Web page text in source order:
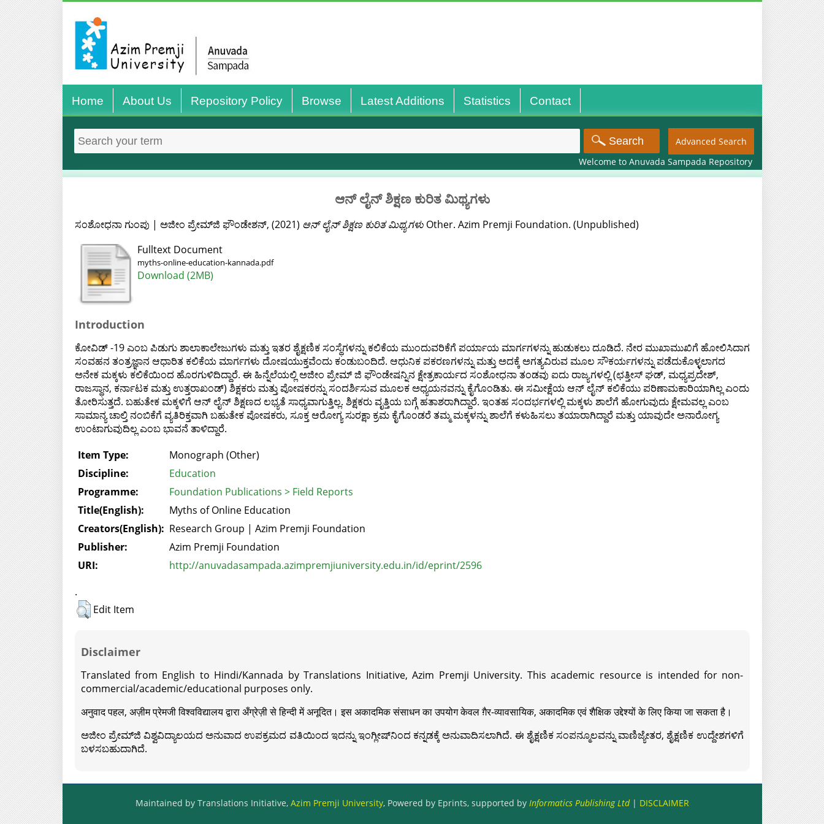
Home About Us Repository Policy Browse Latest Additions Statistics Contact
Advanced Search
Welcome to Anuvada Sampada Repository
ಆನ್ ಲೈನ್ ಶಿಕ್ಷಣ ಕುರಿತ ಮಿಥ್ಯಗಳು
ಸಂಶೋಧನಾ ಗುಂಪು | ಅಜೀಂ ಪ್ರೇಮ್‌ಜಿ ಫೌಂಡೇಶನ್, (2021) ಆನ್ ಲೈನ್ ಶಿಕ್ಷಣ ಕುರಿತ ಮಿಥ್ಯಗಳುOther. Azim Premji Foundation. (Unpublished)
Fulltext Document
myths-online-education-kannada.pdf
Download (2MB)
Introduction
ಕೋವಿಡ್ -19 ಎಂಬ ಪಿಡುಗು ಶಾಲಾಕಾಲೇಜುಗಳು ಮತ್ತು ಇತರ ಶೈಕ್ಷಣಿಕ ಸಂಸ್ಥೆಗಳನ್ನು ಕಲಿಕೆಯ ಮುಂದುವರಿಕೆಗೆ ಪರ್ಯಾಯ ಮಾರ್ಗಗಳನ್ನು ಹುಡುಕಲು ದೂಡಿದೆ. ನೇರ ಮುಖಾಮುಖಿಗೆ ಹೋಲಿಸಿದಾಗ
ಸಂವಹನ ತಂತ್ರಜ್ಞಾನ ಆಧಾರಿತ ಕಲಿಕೆಯ ಮಾರ್ಗಗಳು ದೋಷಯುಕ್ತವೆಂದು ಕಂಡುಬಂದಿದೆ. ಆಧುನಿಕ ಪಕರಣಗಳನ್ನು ಮತ್ತು ಅದಕ್ಕೆ ಅಗತ್ಯವಿರುವ ಮೂಲ ಸೌಕರ್ಯಗಳನ್ನು ಪಡೆದುಕೊಳ್ಳಲಾಗದ
ಅನೇಕ ಮಕ್ಕಳು ಕಲಿಕೆಯಿಂದ ಹೊರಗುಳಿದಿದ್ದಾರೆ. ಈ ಹಿನ್ನೆಲೆಯಲ್ಲಿ ಅಜೀಂ ಪ್ರೇಮ್ ಜಿ ಫೌಂಡೇಷನ್ನಿನ ಕ್ಷೇತ್ರಕಾರ್ಯದ ಸಂಶೋಧನಾ ತಂಡವು ಐದು ರಾಜ್ಯಗಳಲ್ಲಿ (ಛತ್ತೀಸ್ ಘಡ್, ಮಧ್ಯಪ್ರದೇಶ್,
ರಾಜಸ್ಥಾನ, ಕರ್ನಾಟಕ ಮತ್ತು ಉತ್ತರಾಖಂಡ್) ಶಿಕ್ಷಕರು ಮತ್ತು ಪೋಷಕರನ್ನು ಸಂದರ್ಶಿಸುವ ಮೂಲಕ ಅಧ್ಯಯನವನ್ನು ಕೈಗೊಂಡಿತು. ಈ ಸಮೀಕ್ಷೆಯ ಆನ್ ಲೈನ್ ಕಲಿಕೆಯು ಪರಿಣಾಮಕಾರಿಯಾಗಿಲ್ಲ ಎಂದು
ತೋರಿಸುತ್ತದೆ. ಬಹುತೇಕ ಮಕ್ಕಳಿಗೆ ಆನ್ ಲೈನ್ ಶಿಕ್ಷಣದ ಲಭ್ಯತೆ ಸಾಧ್ಯವಾಗುತ್ತಿಲ್ಲ. ಶಿಕ್ಷಕರು ವೃತ್ತಿಯ ಬಗ್ಗೆ ಹತಾಶರಾಗಿದ್ದಾರೆ. ಇಂತಹ ಸಂದರ್ಭಗಳಲ್ಲಿ ಮಕ್ಕಳು ಶಾಲೆಗೆ ಹೋಗುವುದು ಕ್ಷೇಮವಲ್ಲ ಎಂಬ
ಸಾಮಾನ್ಯ ಚಾಲ್ತಿ ನಂಬಿಕೆಗೆ ವ್ಯತಿರಿಕ್ತವಾಗಿ ಬಹುತೇಕ ಪೋಷಕರು, ಸೂಕ್ತ ಆರೋಗ್ಯ ಸುರಕ್ಷಾ ಕ್ರಮ ಕೈಗೊಂಡರೆ ತಮ್ಮ ಮಕ್ಕಳನ್ನು ಶಾಲೆಗೆ ಕಳುಹಿಸಲು ತಯಾರಾಗಿದ್ದಾರೆ ಮತ್ತು ಯಾವುದೇ ಅನಾರೋಗ್ಯ
ಉಂಟಾಗುವುದಿಲ್ಲ ಎಂಬ ಭಾವನೆ ತಾಳಿದ್ದಾರೆ.
Item Type:
Monograph (Other)
Discipline:
Education
Programme:
Foundation Publications > Field Reports
Title(English):
Myths of Online Education
Creators(English): Research Group | Azim Premji Foundation
Publisher:
Azim Premji Foundation
URI:
http://anuvadasampada.azimpremjiuniversity.edu.in/id/eprint/2596
.
Edit Item
Disclaimer
Translated from English to Hindi/Kannada by Translations Initiative, Azim Premji University. This academic resource is intended for non-
commercial/academic/educational purposes only.
अनुवाद पहल, अज़ीम प्रेमजी विश्वविद्यालय द्वारा अँग्रेज़ी से हिन्दी में अनूदित। इस अकादमिक संसाधन का उपयोग केवल ग़ैर-व्यावसायिक, अकादमिक एवं शैक्षिक उद्देश्यों के लिए किया जा सकता है।
ಅಜೀಂ ಪ್ರೇಮ್‍ಜಿ ವಿಶ್ವವಿದ್ಯಾಲಯದ ಅನುವಾದ ಉಪಕ್ರಮದ ವತಿಯಿಂದ ಇದನ್ನು ಇಂಗ್ಲೀಷ್‍ನಿಂದ ಕನ್ನಡಕ್ಕೆ ಅನುವಾದಿಸಲಾಗಿದೆ. ಈ ಶೈಕ್ಷಣಿಕ ಸಂಪನ್ಮೂಲವನ್ನು ವಾಣಿಜ್ಯೇತರ, ಶೈಕ್ಷಣಿಕ ಉದ್ದೇಶಗಳಿಗೆ
ಬಳಸಬಹುದಾಗಿದೆ.
Maintained by Translations Initiative, Azim Premji University, Powered by Eprints, supported by Informatics Publishing Ltd| DISCLAIMER